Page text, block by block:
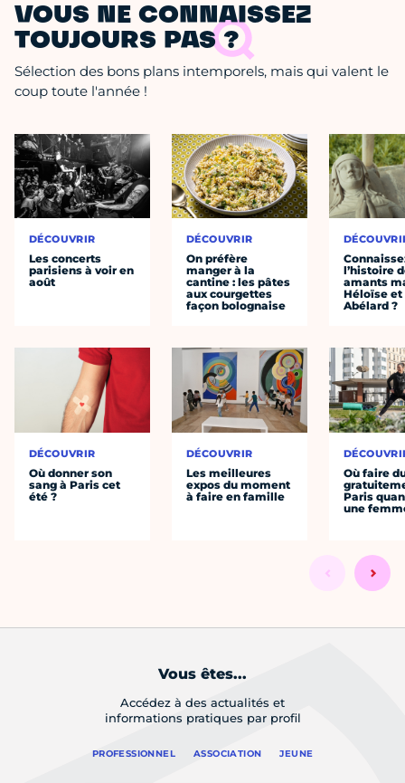
VOUS NE CONNAISSEZ
TOUJOURS PAS ?
Sélection des bons plans intemporels, mais qui valent le
coup toute l'année !
DÉCOUVRIR
Les concerts
parisiens à voir en
août
DÉCOUVRIR
Où donner son
sang à Paris cet
été ?
DÉCOUVRIR
On préfère
manger à la
cantine : les pâtes
aux courgettes
façon bolognaise
DÉCOUVRIR
Les meilleures
expos du moment
à faire en famille
l’histoire
amants
Héloïse et
Abélard ?
Où faire
Paris
une
Vous êtes...
Accédez à des actualités et
informations pratiques par profil
PROFESSIONNEL ASSOCIATION JEUNE